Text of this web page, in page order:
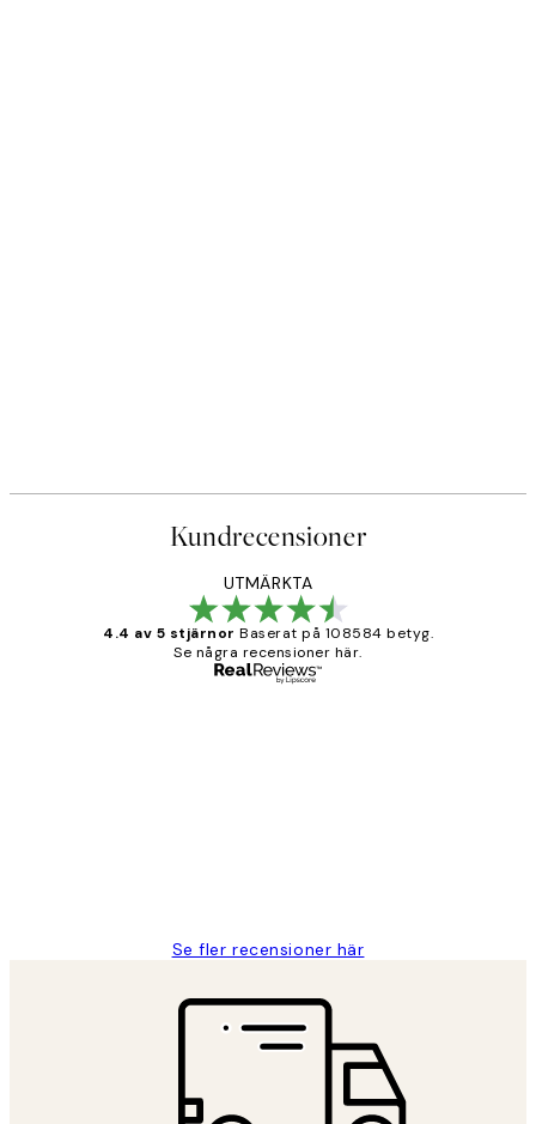
Kundrecensioner
UTMÄRKTA
4.4 av 5 stjärnor Baserat på 108584 betyg.
Se några recensioner här.
Se fler recensioner här